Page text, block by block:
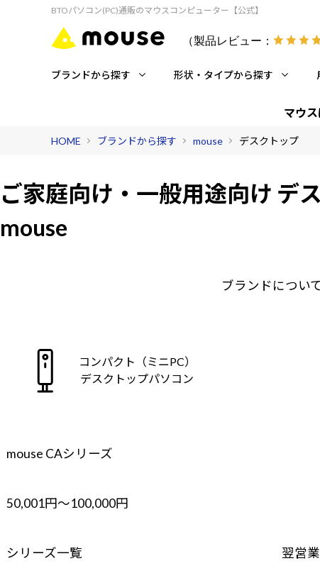
BTOパソコン(PC)通販のマウスコンピューター【公式】
（製品レビュー：
ブランドから探す 形状・タイプから探す
マウ
HOME ブランドから探す mouse デスクトップ
ご家庭向け・一般用途向け デ
mouse
ブランドについ
コンパクト（ミニPC）
デスクトップパソコン
mouse CAシリーズ
50,001円～100,000円
シリーズ一覧 翌営